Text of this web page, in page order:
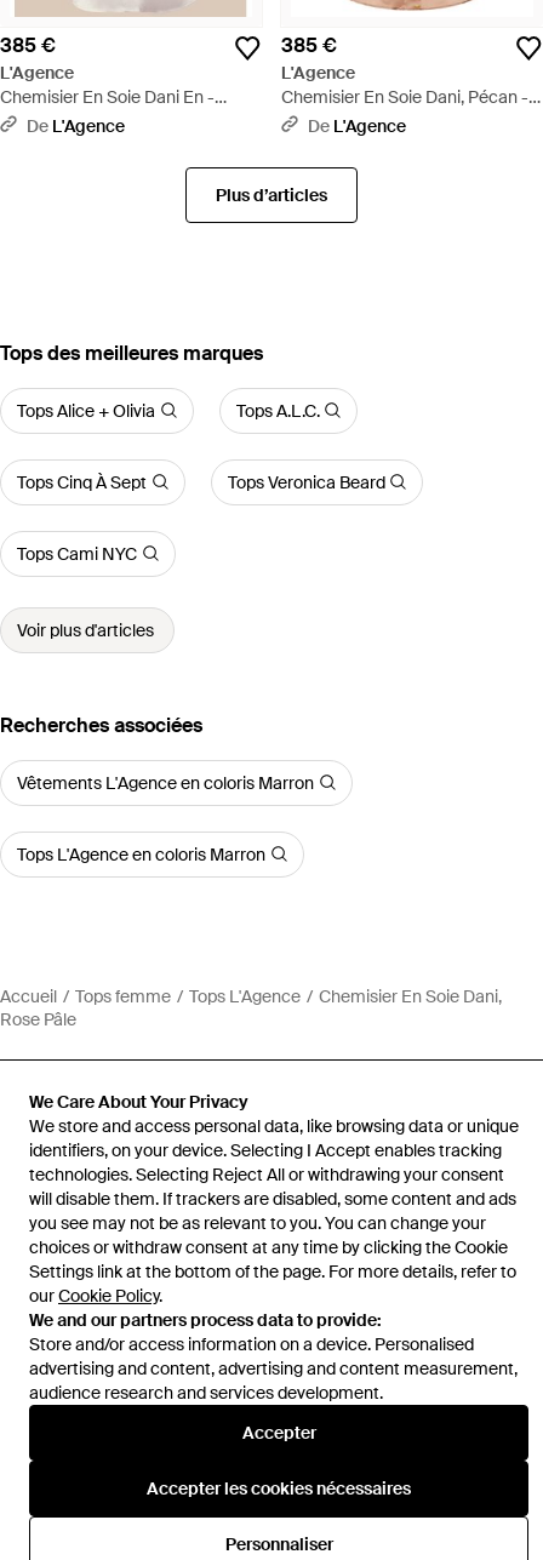
We Care About Your Privacy
We store and access personal data, like browsing data or unique
identifiers, on your device. Selecting I Accept enables tracking
technologies. Selecting Reject All or withdrawing your consent
will disable them. If trackers are disabled, some content and ads
you see may not be as relevant to you. You can change your
choices or withdraw consent at any time by clicking the Cookie
Settings link at the bottom of the page. For more details, refer to
ourCookie Policy.
We and our partners process data to provide:
Store and/or access information on a device. Personalised
advertising and content, advertising and content measurement,
audience research and services development.
Accepter
Accepter les cookies nécessaires
Personnaliser
385 €
L'Agence
Chemisier En Soie Dani En -
Marron
De L'Agence
385 €
L'Agence
Chemisier En Soie Dani, Pécan -
BleuDe L'Agence
Plus d’articles
‪Tops‬ des meilleures marques
Tops Alice + Olivia Tops A.L.C.
Tops Cinq À Sept Tops Veronica Beard
Tops Cami NYC
Voir plus d'articles
Recherches associées
Vêtements L'Agence en coloris Marron
Tops L'Agence en coloris Marron
Accueil Tops femme Tops L'Agence
Chemisier En Soie Dani,
Rose Pâle
Aide et infos